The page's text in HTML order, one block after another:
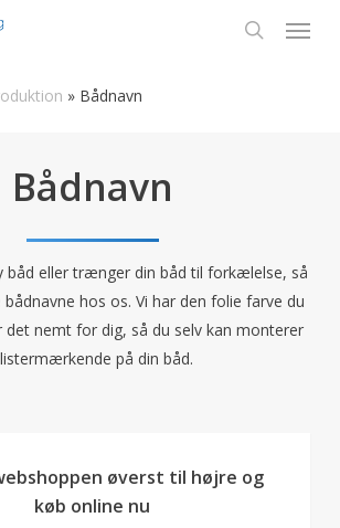
Menu
» Bådnavn
Bådnavn
båd eller trænger din båd til forkælelse, så
hos os. Vi har den folie farve du
det nemt for dig, så du selv kan monterer
på din båd.
øverst til højre og
køb online nu